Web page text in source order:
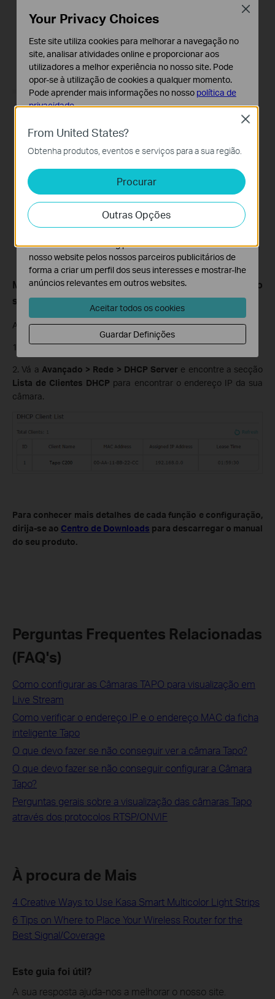
Método 2: Através da página web de configuração do
seu router
Aqui utlizamos o router TP-Link Archer C7 como exemplo.
1. Entre na página de configuração do seu router principal.
2. Vá a Avançado > Rede > DHCP Server e encontre a secção
Lista de Clientes DHCP para encontrar o endereço IP da sua
câmara.
Para conhecer mais detalhes de cada função e configuração,
dirija-se ao Centro de Downloads para descarregar o manual
do seu produto.
Perguntas Frequentes Relacionadas
(FAQ's)
Como configurar as Câmaras TAPO para visualização em
Live Stream
Como verificar o endereço IP e o endereço MAC da ficha
inteligente Tapo
O que devo fazer se não conseguir ver a câmara Tapo?
O que devo fazer se não conseguir configurar a Câmara
Tapo?
Perguntas gerais sobre a visualização das câmaras Tapo
através dos protocolos RTSP/ONVIF
À procura de Mais
4 Creative Ways to Use Kasa Smart Multicolor Light Strips
6 Tips on Where to Place Your Wireless Router for the
Best Signal/Coverage
Este guia foi útil?
A sua resposta ajuda-nos a melhorar o nosso site.
From United States?
Obtenha produtos, eventos e serviços para a sua região.
Procurar
Outras Opções
Close
Your Privacy Choices
Este site utiliza cookies para melhorar a navegação no
site, analisar atividades online e proporcionar aos
utilizadores a melhor experiência no nosso site. Pode
opor-se à utilização de cookies a qualquer momento.
Pode aprender mais informações no nosso política de
privacidade.
Cookies Básicos
Os cookies são necessários para o funcionamento do
website e não podem ser desativados nos seus
Cookies de Análise e Marketing
Os cookies de analise permite-nos analisar as suas
atividades no nosso website para melhorar e ajustar a
funcionalidade do nosso website.
O cookies de marketing podem ser definidos através do
nosso website pelos nossos parceiros publicitários de
forma a criar um perfil dos seus interesses e mostrar-lhe
anúncios relevantes em outros websites.
Aceitar todos os cookies
Guardar Definições
Close